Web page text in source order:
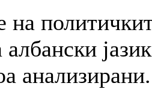
на
албански
анализирани.